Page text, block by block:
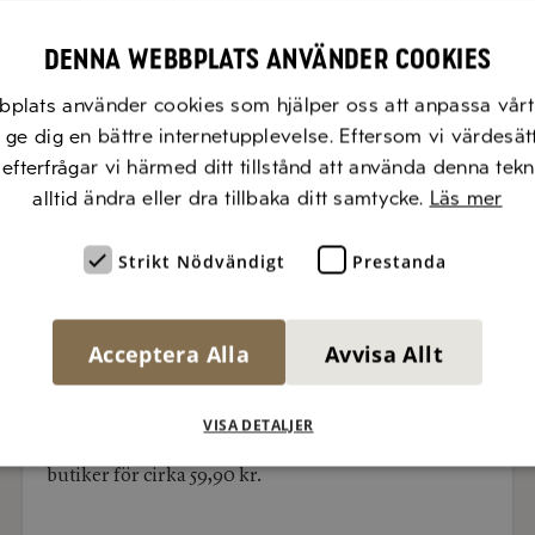
LÄS MER
Nyhet på Crema di Balsamico-
hyllan!
Zeta lanserar Crema di Balsamico Ingefära, en ny
Perfekt till ostar, frukt, och marinader. Produkten
butiker för cirka 59,90 kr.
Denna webbplats använder cookies
använder cookies som hjälper oss att anpassa
dig en bättre internetupplevelse. Eftersom vi
vi härmed ditt tillstånd att använda denna
alltid ändra eller dra tillbaka ditt samtycke. Läs mer
Strikt Nödvändigt Prestanda
Acceptera Alla Avvisa Allt
VISA DETALJER